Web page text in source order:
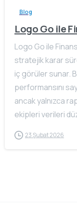
Blog
Logo Go ile
Logo Go ile
stratejik karar
iç görüler sunar.
performansını
ancak yalnızca
ekipleri verileri
23 Şubat 2026